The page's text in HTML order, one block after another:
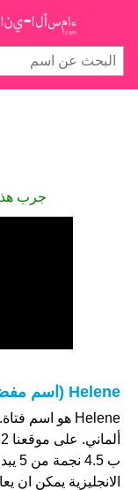
جرب
Helene (اسم مفضل)
ب
الانجليزية يمكن ان